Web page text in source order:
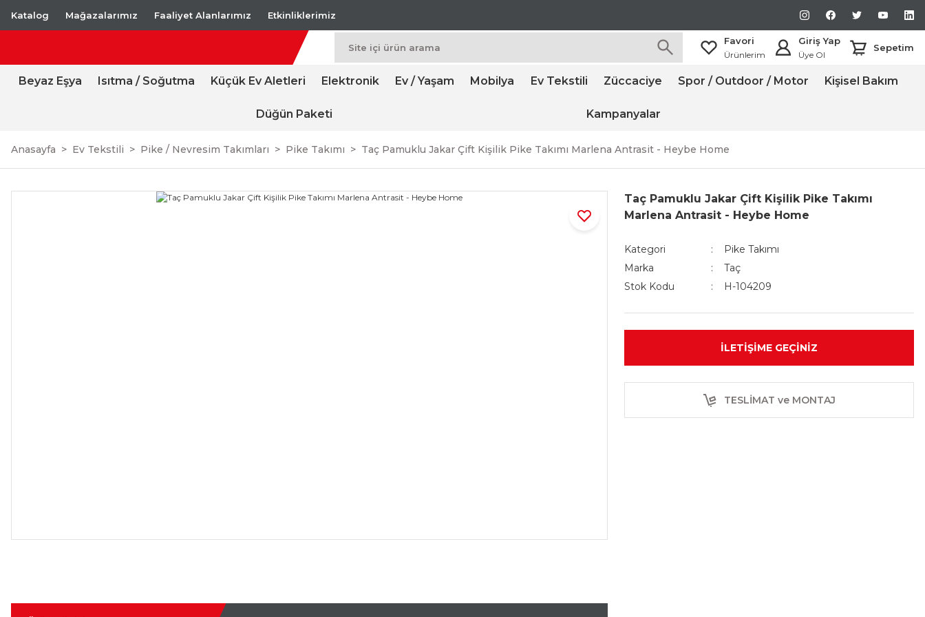
Katalog Mağazalarımız Faaliyet Alanlarımız Etkinliklerimiz
Favori
Ürünlerim
Giriş Yap
Üye Ol
Sepetim
Beyaz Eşya Isıtma / Soğutma Küçük Ev Aletleri Elektronik Ev / Yaşam Mobilya Ev Tekstili Züccaciye Spor / Outdoor / Motor Kişisel Bakım
Düğün Paketi Kampanyalar
Anasayfa Ev Tekstili Pike / Nevresim Takımları Pike Takımı Taç Pamuklu Jakar Çift Kişilik Pike Takımı Marlena Antrasit - Heybe Home
Taç Pamuklu Jakar Çift Kişilik Pike Takımı
Marlena Antrasit - Heybe Home
Kategori
Pike Takımı
Marka
Taç
Stok Kodu
H-104209
İLETIŞIME GEÇINIZ
TESLİMAT ve MONTAJ